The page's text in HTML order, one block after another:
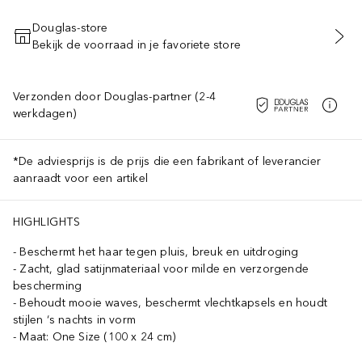
VOEG TOE AAN WINKELMANDJE
Douglas-store
Bekijk de voorraad in je favoriete store
Verzonden door Douglas-partner (2-4
werkdagen)
*De adviesprijs is de prijs die een fabrikant of leverancier
aanraadt voor een artikel
HIGHLIGHTS
Beschermt het haar tegen pluis, breuk en uitdroging
Zacht, glad satijnmateriaal voor milde en verzorgende
bescherming
Behoudt mooie waves, beschermt vlechtkapsels en houdt
stijlen ‘s nachts in vorm
Maat: One Size (100 x 24 cm)